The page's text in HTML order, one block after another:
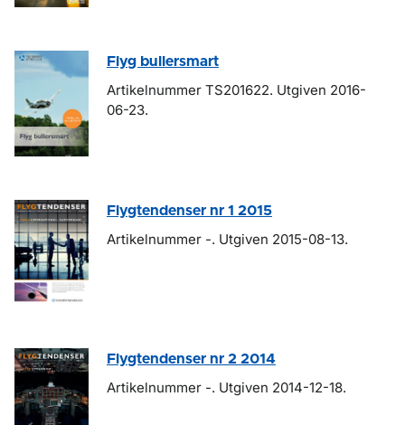
Flyg bullersmart
Artikelnummer TS201622. Utgiven 2016-
06-23.
Flygtendenser nr 1 2015
Artikelnummer -. Utgiven 2015-08-13.
Flygtendenser nr 2 2014
Artikelnummer -. Utgiven 2014-12-18.